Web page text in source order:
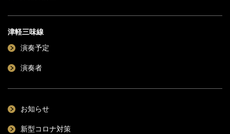
津軽三味線
演奏予定
演奏者
お知らせ
新型コロナ対策